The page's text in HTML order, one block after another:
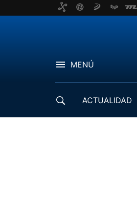
MENÚ
ACTUALIDAD